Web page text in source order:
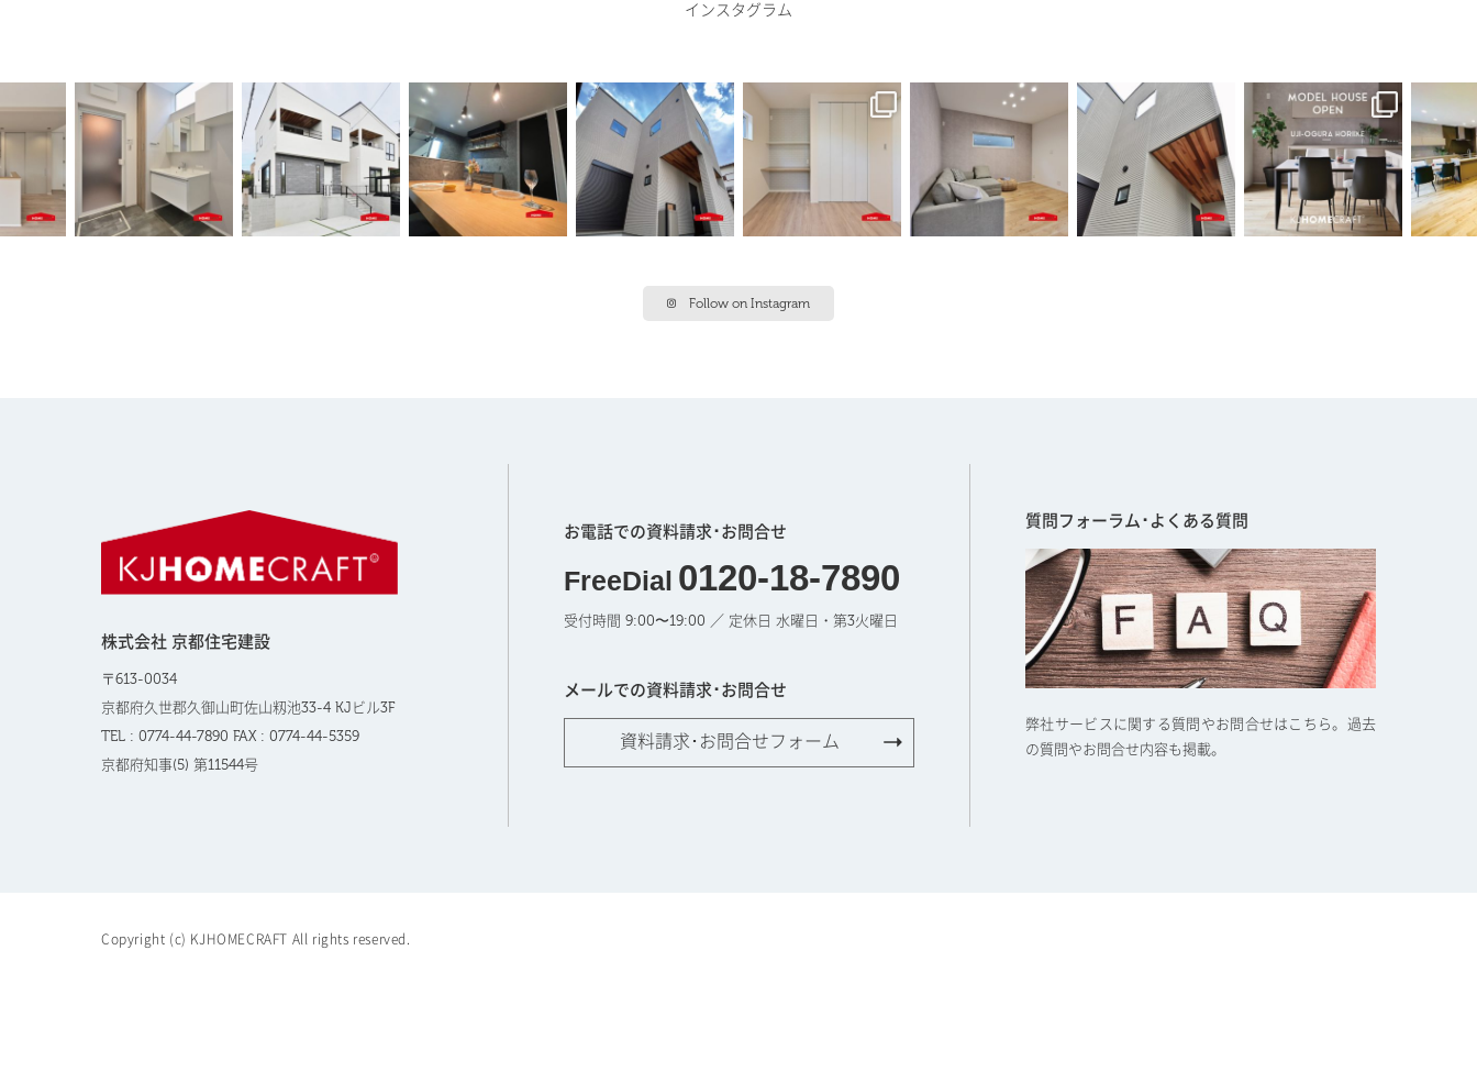
インスタグラム
Follow on Instagram
お電話での資料請求･お問合せ
FreeDial 0120-18-7890
受付時間 9:00〜19:00 ／ 定休日 水曜日・第3火曜日
メールでの資料請求･お問合せ
資料請求･お問合せフォーム
質問フォーラム･よくある質問
弊社サービスに関する質問やお問合せはこちら。過去
の質問やお問合せ内容も掲載。
株式会社 京都住宅建設
〒613-0034
京都府久世郡久御山町佐山籾池33-4 KJビル3F
TEL : 0774-44-7890 FAX : 0774-44-5359
京都府知事(5) 第11544号
Copyright (c) KJHOMECRAFT All rights reserved.